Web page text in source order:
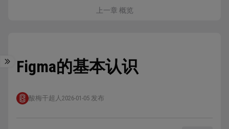
上一章 概览
Figma的基本认识
酸梅干超人 2026-01-05 发布